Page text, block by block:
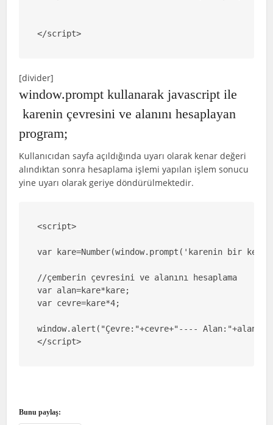
</script>
[divider]
window.prompt kullanarak javascript ile
karenin çevresini ve alanını hesaplayan
program;
Kullanıcıdan sayfa açıldığında uyarı olarak kenar değeri
alındıktan sonra hesaplama işlemi yapılan işlem sonucu
yine uyarı olarak geriye döndürülmektedir.
<script>
var kare=Number(window.prompt('karenin bir
//çemberin çevresini ve alanını hesaplama
var alan=kare*kare;
var cevre=kare*4;
window.alert("Çevre:"+cevre+"---- Alan:"+alan);
</script>
Bunu paylaş: